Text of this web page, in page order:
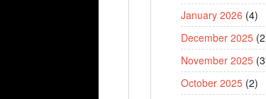
January 2026 (4)
December 2025
November 2025
October 2025 (2)